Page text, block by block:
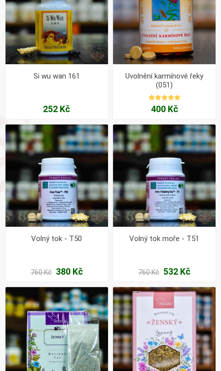
Si wu wan 161
252 Kč
Uvolnění karmínové řeky
(051)
400 Kč
Volný tok - T50
760 Kč 380 Kč
Volný tok moře - T51
760 Kč 532 Kč